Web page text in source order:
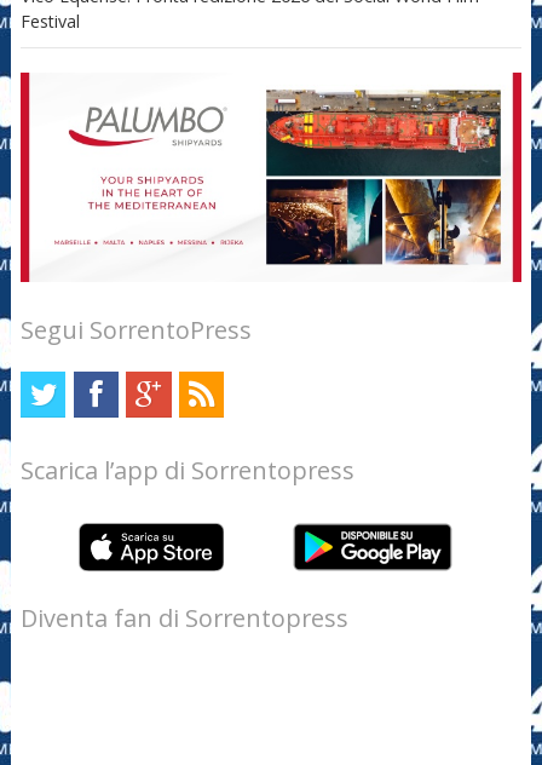
Festival
Segui SorrentoPress
Scarica l’app di Sorrentopress
Diventa fan di Sorrentopress